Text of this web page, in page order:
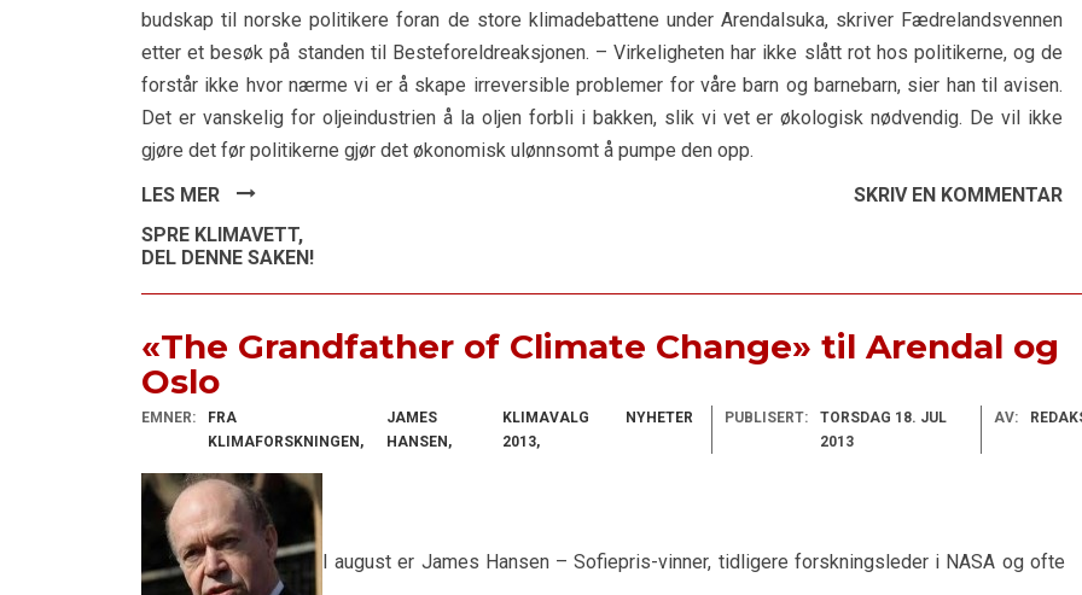
budskap til norske politikere foran de store klimadebattene under Arendalsuka, skriver Fædrelandsvennen
etter et besøk på standen til Besteforeldreaksjonen. – Virkeligheten har ikke slått rot hos politikerne, og de
forstår ikke hvor nærme vi er å skape irreversible problemer for våre barn og barnebarn, sier han til avisen.
Det er vanskelig for oljeindustrien å la oljen forbli i bakken, slik vi vet er økologisk nødvendig. De vil ikke
gjøre det før politikerne gjør det økonomisk ulønnsomt å pumpe den opp.
LES MER
SKRIV EN KOMMENTAR
SPRE KLIMAVETT,
DEL DENNE SAKEN!
«The Grandfather of Climate Change» til Arendal og
Oslo
EMNER:
FRA
KLIMAFORSKNINGEN
JAMES
HANSEN
KLIMAVALG
2013
NYHETER PUBLISERT:
TORSDAG 18. JUL
2013
AV:
I august er James Hansen – Sofiepris-vinner, tidligere forskningsleder i NASA og ofte